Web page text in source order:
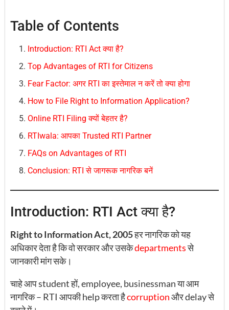
Table of Contents
Introduction: RTI Act क्या है?
Top Advantages of RTI for Citizens
Fear Factor: अगर RTI का इस्तेमाल न करें तो क्या होगा
How to File Right to Information Application?
Online RTI Filing क्यों बेहतर है?
RTIwala: आपका Trusted RTI Partner
FAQs on Advantages of RTI
Conclusion: RTI से जागरूक नागरिक बनें
Introduction: RTI Act क्या है?
Right to Information Act, 2005हर नागरिक को यह
अधिकार देता है कि वो सरकार और उसकेdepartmentsसे
जानकारी मांग सके।
चाहे आप student हों, employee, businessman या आम
नागरिक – RTI आपकी help करता हैcorruptionऔर delay से